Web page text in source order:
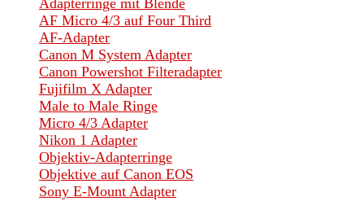
Adapterringe mit Blende
AF Micro 4/3 auf Four Third
AF-Adapter
Canon M System Adapter
Canon Powershot Filteradapter
Fujifilm X Adapter
Male to Male Ringe
Micro 4/3 Adapter
Nikon 1 Adapter
Objektiv-Adapterringe
Objektive auf Canon EOS
Sony E-Mount Adapter